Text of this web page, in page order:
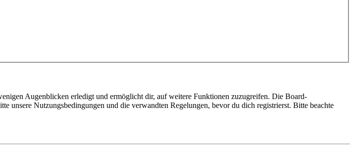
Augenblicken erledigt und ermöglicht dir, auf weitere Funktionen zuzugreifen. Die Board-
unsere Nutzungsbedingungen und die verwandten Regelungen, bevor du dich registrierst. Bitte beachte